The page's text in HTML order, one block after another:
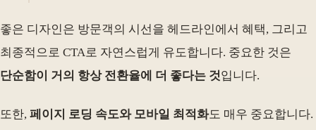
좋은 디자인은 방문객의 시선을 헤드라인에서 혜택, 그리고
최종적으로 CTA로 자연스럽게 유도합니다. 중요한 것은
단순함이 거의 항상 전환율에 더 좋다는 것입니다.
또한, 페이지 로딩 속도와 모바일 최적화도 매우 중요합니다.